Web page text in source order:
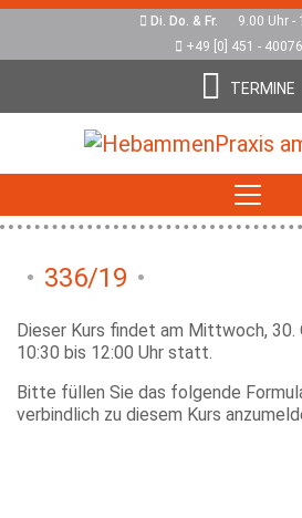
Di. Do. & Fr. 9.00 Uhr -
+49 [0] 451 -
TERMINE
336/19
Dieser Kurs findet am Mittwoch, 30.
10:30 bis 12:00 Uhr statt.
Bitte füllen Sie das folgende
verbindlich zu diesem Kurs